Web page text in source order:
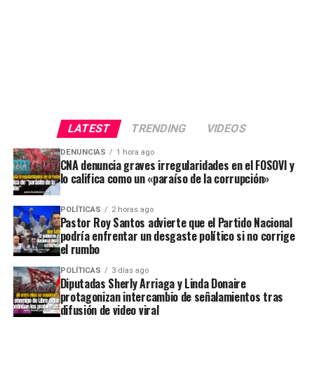
LATEST TRENDING VIDEOS
DENUNCIAS 1 hora ago
CNA denuncia graves irregularidades en el FOSOVI y
lo califica como un «paraíso de la corrupción»
POLÍTICAS 2 horas ago
Pastor Roy Santos advierte que el Partido Nacional
podría enfrentar un desgaste político si no corrige
el rumbo
POLÍTICAS 3 días ago
Diputadas Sherly Arriaga y Linda Donaire
protagonizan intercambio de señalamientos tras
difusión de video viral